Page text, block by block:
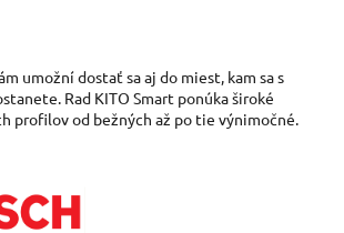
umožní dostať saaj do miest, kam sas
. Rad KITO Smart ponúka široké
profilovod bežných až po tie výnimočné.